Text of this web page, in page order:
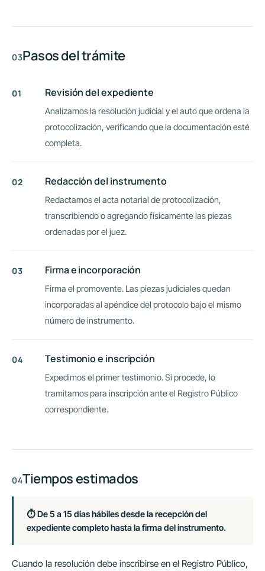
Pasos del trámite
Revisión del expediente
Analizamos la resolución judicial y el auto que ordena la
protocolización, verificando que la documentación esté
completa.
Redacción del instrumento
Redactamos el acta notarial de protocolización,
transcribiendo o agregando físicamente las piezas
ordenadas por el juez.
Firma e incorporación
Firma el promovente. Las piezas judiciales quedan
incorporadas al apéndice del protocolo bajo el mismo
número de instrumento.
Testimonio e inscripción
Expedimos el primer testimonio. Si procede, lo
tramitamos para inscripción ante el Registro Público
correspondiente.
Tiempos estimados
⏱ De 5 a 15 días hábiles desde la recepción del
expediente completo hasta la firma del instrumento.
Cuando la resolución debe inscribirse en el Registro Público,